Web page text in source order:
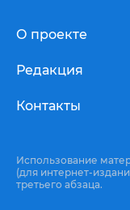
О проекте
Редакция
Контакты
Использование
(для интернет-
третьего абзаца.